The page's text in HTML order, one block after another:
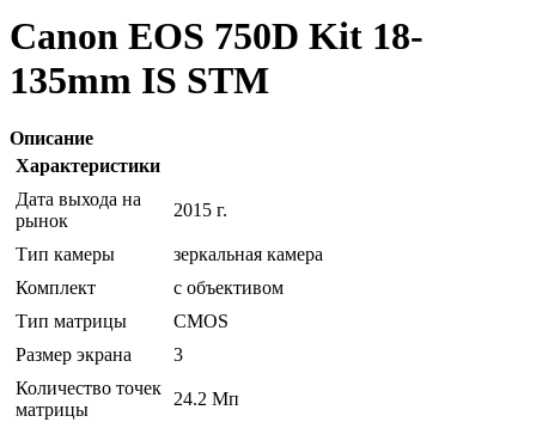
Canon EOS 750D Kit 18-
135mm IS STM
Описание
Характеристики
Дата выхода на
рынок
2015 г.
Тип камеры
зеркальная камера
Комплект
с объективом
Тип матрицы
CMOS
Размер экрана
3
Количество точек
матрицы
24.2 Мп